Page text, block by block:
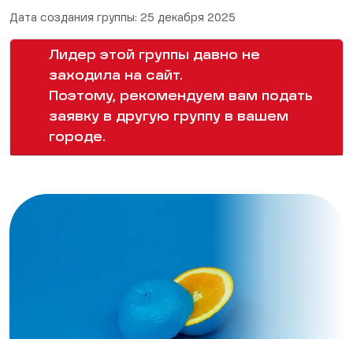
Дата создания группы: 25 декабря 2025
Лидер этой группы давно не
заходила на сайт.
Поэтому, рекомендуем вам подать
заявку в другую группу в вашем
городе.